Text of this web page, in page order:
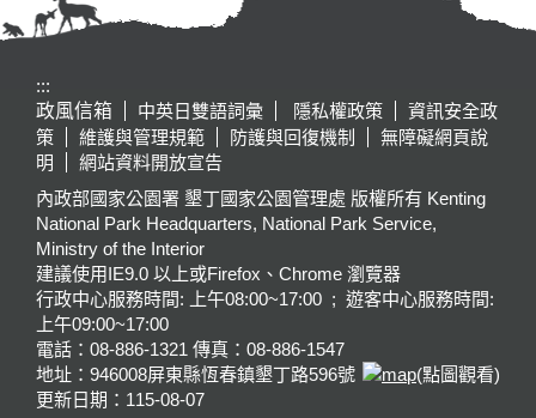
:::
政風信箱
中英日雙語詞彙 隱私權政策
資訊安全政
策
維護與管理規範 防護與回復機制
無障礙網頁說
明
網站資料開放宣告
內政部國家公園署 墾丁國家公園管理處 版權所有 Kenting
National Park Headquarters, National Park Service,
Ministry of the Interior
建議使用IE9.0 以上或Firefox、Chrome 瀏覽器
行政中心服務時間: 上午08:00~17:00 ; 遊客中心服務時間:
上午09:00~17:00
電話：08-886-1321 傳真：08-886-1547
地址：946008屏東縣恆春鎮墾丁路596號
(點圖觀看)
更新日期： 115-08-07